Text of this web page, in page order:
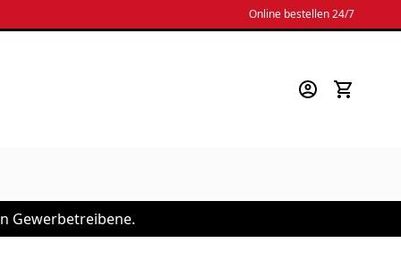
Online bestellen 24/7
Gewerbetreibene.